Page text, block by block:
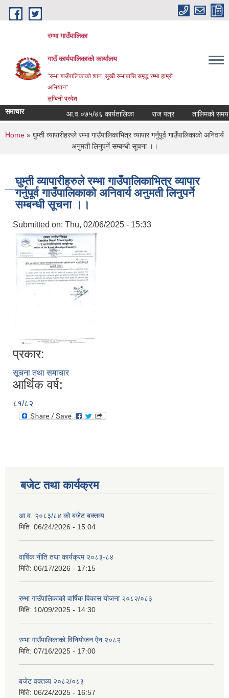
Skip to main content
रम्भा गाउँपालिका
गाउँ कार्यपालिकाको कार्यालय
"रम्भा गाउँपालिकाको शान ,सुखी रम्भाबासि समृद्ध रम्भा हाम्रो
अभियान"
लुम्बिनी प्रदेश
समाचार आ.व ०७५/७६ कार्यतालिका राज पत्र तालिमको समय
You are here
Home » घुम्ती व्यापारीहरुले रम्भा गाउँपालिकाभित्र व्यापार गर्नुपूर्व गाउँपालिकाको अनिवार्य
अनुमती लिनुपर्ने सम्बन्धी सूचना ।।
घुम्ती व्यापारीहरुले रम्भा गाउँपालिकाभित्र व्यापार
गर्नुपूर्व गाउँपालिकाको अनिवार्य अनुमती लिनुपर्ने
सम्बन्धी सूचना ।।
Submitted on: Thu, 02/06/2025 - 15:33
प्रकार:
सूचना तथा समाचार
आर्थिक वर्ष:
८१/८२
बजेट तथा कार्यक्रम
आ.व. २०८३/८४ को बजेट बक्तव्य
मिति: 06/24/2026 - 15:04
वार्षिक नीति तथा कार्यक्रम २०८३-८४
मिति: 06/17/2026 - 17:15
रम्भा गाउँपालिकाको वार्षिक विकास योजना २०८२/०८३
मिति: 10/09/2025 - 14:30
रम्भा गाउँपालिकाको विनियोजन ऐन २०८२
मिति: 07/16/2025 - 17:00
बजेट वक्तव्य २०८२/०८३
मिति: 06/24/2025 - 16:57